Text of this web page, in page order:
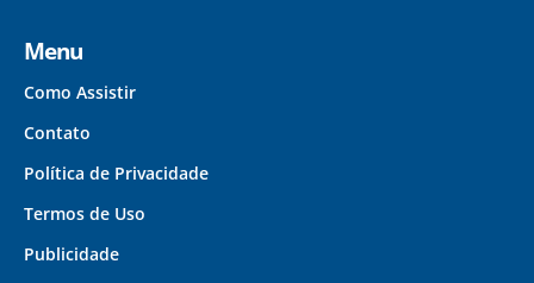
Menu
Como Assistir
Contato
Política de Privacidade
Termos de Uso
Publicidade